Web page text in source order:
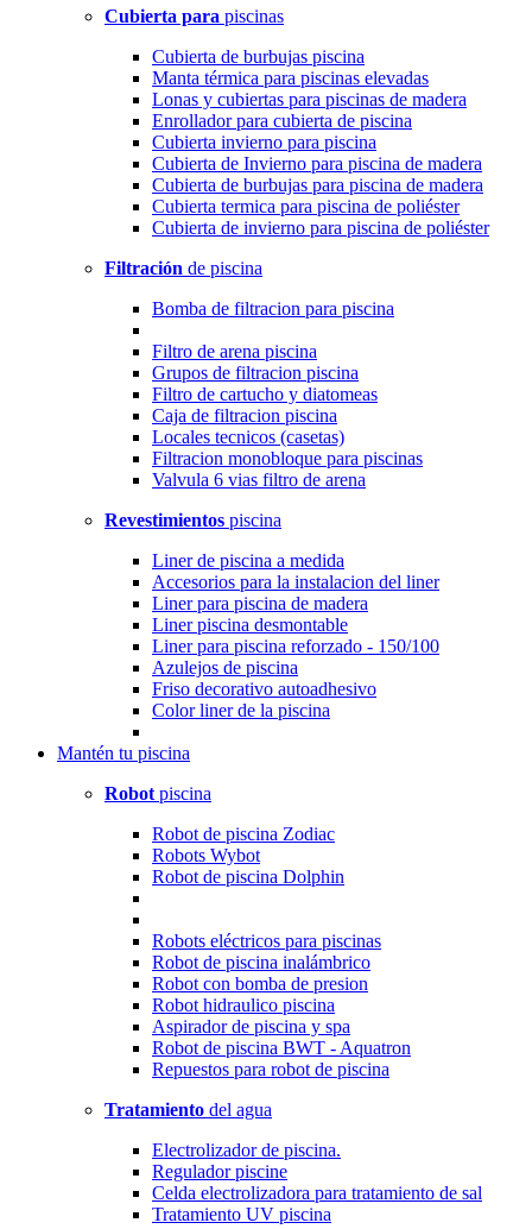
Cubierta para piscinas
Cubierta de burbujas piscina
Manta térmica para piscinas elevadas
Lonas y cubiertas para piscinas de madera
Enrollador para cubierta de piscina
Cubierta invierno para piscina
Cubierta de Invierno para piscina de madera
Cubierta de burbujas para piscina de madera
Cubierta termica para piscina de poliéster
Cubierta de invierno para piscina de poliéster
Filtración de piscina
Bomba de filtracion para piscina
Filtro de arena piscina
Grupos de filtracion piscina
Filtro de cartucho y diatomeas
Caja de filtracion piscina
Locales tecnicos (casetas)
Filtracion monobloque para piscinas
Valvula 6 vias filtro de arena
Revestimientos piscina
Liner de piscina a medida
Accesorios para la instalacion del liner
Liner para piscina de madera
Liner piscina desmontable
Liner para piscina reforzado - 150/100
Azulejos de piscina
Friso decorativo autoadhesivo
Color liner de la piscina
Mantén tu piscina
Robot piscina
Robot de piscina Zodiac
Robots Wybot
Robot de piscina Dolphin
Robots eléctricos para piscinas
Robot de piscina inalámbrico
Robot con bomba de presion
Robot hidraulico piscina
Aspirador de piscina y spa
Robot de piscina BWT - Aquatron
Repuestos para robot de piscina
Tratamiento del agua
Electrolizador de piscina.
Regulador piscine
Celda electrolizadora para tratamiento de sal
Tratamiento UV piscina